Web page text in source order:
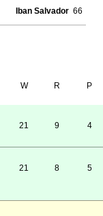
Iban Salvador 66
W R P
21 9 4
21 8 5